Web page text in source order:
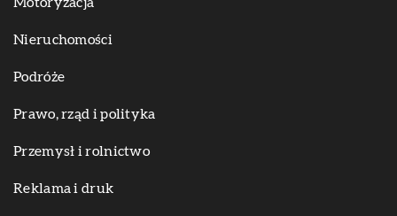
Nieruchomości
Podróże
Prawo, rząd i polityka
Przemysł i rolnictwo
Reklama i druk